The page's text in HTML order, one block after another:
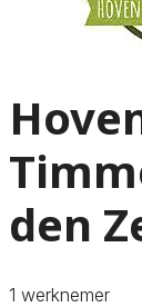
den
1 werknemer